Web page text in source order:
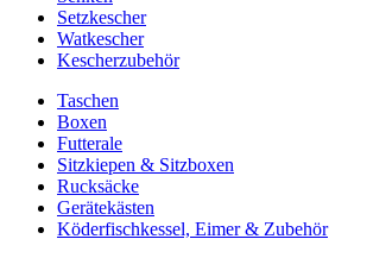
Setzkescher
Watkescher
Kescherzubehör
Taschen
Boxen
Futterale
Sitzkiepen & Sitzboxen
Rucksäcke
Gerätekästen
Köderfischkessel, Eimer & Zubehör